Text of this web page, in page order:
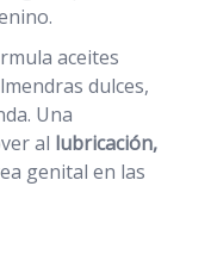
aceites
dulces,
Una
al lubricación,
genital en las